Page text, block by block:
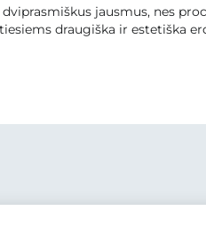
jausmus, nes
draugiška ir estetiška